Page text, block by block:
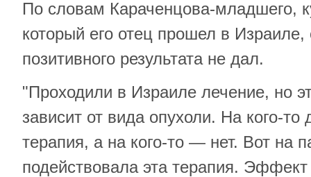
По словам Караченцова-младшего,
который его отец прошел в
позитивного результата не дал.
"Проходили в Израиле лечение, но
зависит от вида опухоли. На кого-то
терапия, а на кого-то — нет. Вот на
подействовала эта терапия. Эффект